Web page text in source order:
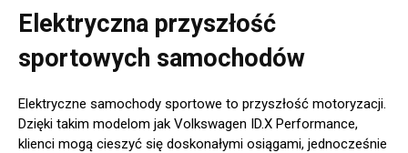
Elektryczna przyszłość
sportowych samochodów
Elektryczne samochody sportowe to przyszłość motoryzacji.
Dzięki takim modelom jak Volkswagen ID.X Performance,
klienci mogą cieszyć się doskonałymi osiągami, jednocześnie